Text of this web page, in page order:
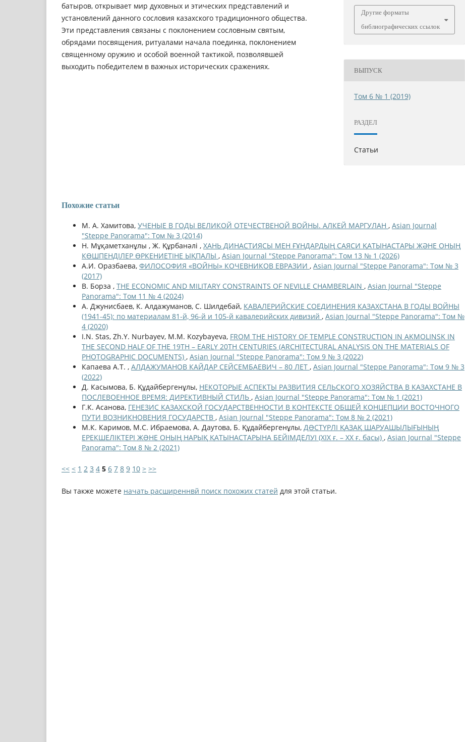
батыров, открывает мир духовных и этических представлений и
установлений данного сословия казахского традиционного общества.
Эти представления связаны с поклонением сословным святым,
обрядами посвящения, ритуалами начала поединка, поклонением
священному оружию и особой военной тактикой, позволявшей
выходить победителем в важных исторических сражениях.
Другие форматы
библиографических ссылок
ВЫПУСК
Том 6 № 1 (2019)
РАЗДЕЛ
Статьи
Похожие статьи
М. А. Хамитова, УЧЕНЫЕ В ГОДЫ ВЕЛИКОЙ ОТЕЧЕСТВЕНОЙ ВОЙНЫ. АЛКЕЙ МАРГУЛАН , Asian Journal
"Steppe Panorama": Том № 3 (2014)
Н. Мұқаметханұлы , Ж. Құрбанәлі , ХАНЬ ДИНАСТИЯСЫ МЕН ҒҰНДАРДЫҢ САЯСИ ҚАТЫНАСТАРЫ ЖӘНЕ ОНЫҢ
КӨШПЕНДІЛЕР ӨРКЕНИЕТІНЕ ЫҚПАЛЫ , Asian Journal "Steppe Panorama": Том 13 № 1 (2026)
А.И. Оразбаева, ФИЛОСОФИЯ «ВОЙНЫ» КОЧЕВНИКОВ ЕВРАЗИИ , Asian Journal "Steppe Panorama": Том № 3
(2017)
В. Борза , THE ECONOMIC AND MILITARY CONSTRAINTS OF NEVILLE CHAMBERLAIN , Asian Journal "Steppe
Panorama": Том 11 № 4 (2024)
А. Джунисбаев, К. Алдажуманов, С. Шилдебай, КАВАЛЕРИЙСКИЕ СОЕДИНЕНИЯ КАЗАХСТАНА В ГОДЫ ВОЙНЫ
(1941-45): по материалам 81-й, 96-й и 105-й кавалерийских дивизий , Asian Journal "Steppe Panorama": Том №
4 (2020)
I.N. Stas, Zh.Y. Nurbayev, M.M. Kozybayeva, FROM THE HISTORY OF TEMPLE CONSTRUCTION IN AKMOLINSK IN
THE SECOND HALF OF THE 19TH – EARLY 20TH CENTURIES (ARCHITECTURAL ANALYSIS ON THE MATERIALS OF
PHOTOGRAPHIC DOCUMENTS) , Asian Journal "Steppe Panorama": Том 9 № 3 (2022)
Капаева А.Т. , АЛДАЖУМАНОВ КАЙДАР СЕЙСЕМБАЕВИЧ – 80 ЛЕТ , Asian Journal "Steppe Panorama": Том 9 № 3
(2022)
Д. Касымова, Б. Құдайбергенұлы, НЕКОТОРЫЕ АСПЕКТЫ РАЗВИТИЯ СЕЛЬСКОГО ХОЗЯЙСТВА В КАЗАХСТАНЕ В
ПОСЛЕВОЕННОЕ ВРЕМЯ: ДИРЕКТИВНЫЙ СТИЛЬ , Asian Journal "Steppe Panorama": Том № 1 (2021)
Г.К. Асанова, ГЕНЕЗИС КАЗАХСКОЙ ГОСУДАРСТВЕННОСТИ В КОНТЕКСТЕ ОБЩЕЙ КОНЦЕПЦИИ ВОСТОЧНОГО
ПУТИ ВОЗНИКНОВЕНИЯ ГОСУДАРСТВ , Asian Journal "Steppe Panorama": Том 8 № 2 (2021)
М.К. Каримов, М.С. Ибраемова, А. Даутова, Б. Құдайбергенұлы, ДƏСТҮРЛІ ҚАЗАҚ ШАРУАШЫЛЫҒЫНЫҢ
ЕРЕКШЕЛІКТЕРІ ЖƏНЕ ОНЫҢ НАРЫҚ ҚАТЫНАСТАРЫНА БЕЙІМДЕЛУІ (ХІХ ғ. – ХХ ғ. басы) , Asian Journal "Steppe
Panorama": Том 8 № 2 (2021)
<< < 1 2 3 4 5 6 7 8 9 10 > >>
Вы также можете начать расширеннвй поиск похожих статей для этой статьи.